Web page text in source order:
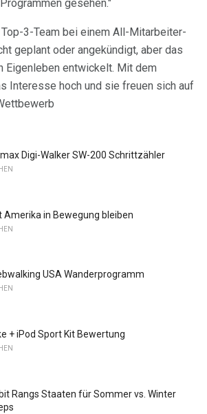
gesehen."
3-Team bei einem All-Mitarbeiter-
geplant oder angekündigt, aber das
Eigenleben entwickelt. Mit dem
Interesse hoch und sie freuen sich auf
Digi-Walker SW-200 Schrittzähler
Amerika in Bewegung bleiben
USA Wanderprogramm
+ iPod Sport Kit Bewertung
Rangs Staaten für Sommer vs. Winter